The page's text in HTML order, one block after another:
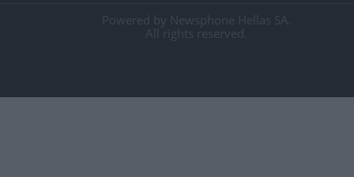
Powered by Newsphone Hellas SA.
All rights reserved.